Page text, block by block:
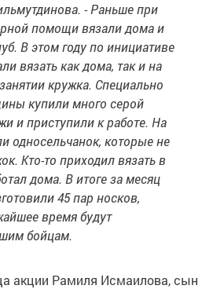
- Раньше при
помощи вязали дома и
В этом году по инициативе
вязать как дома, так и на
кружка. Специально
купили много серой
и приступили к работе. На
односельчанок, которые не
Кто-то приходил вязать в
дома. В итоге за месяц
45 пар носков,
время будут
бойцам.
акции Рамиля Исмаилова, сын